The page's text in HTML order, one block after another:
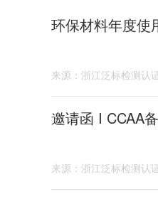
环保材料年度使
来源：浙江泛标检测认
邀请函 I CCAA
来源：浙江泛标检测认